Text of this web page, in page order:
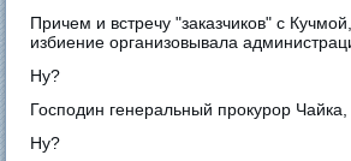
Причем и встречу "заказчиков" с
избиение организовывала
Ну?
Господин генеральный прокурор
Ну?